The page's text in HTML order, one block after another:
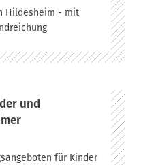
Hildesheim - mit
und
für Kinder